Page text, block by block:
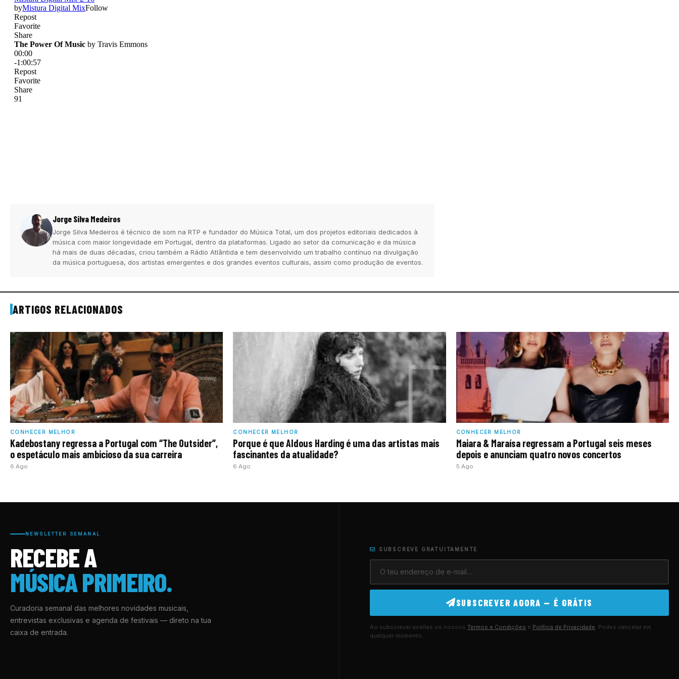
Jorge Silva Medeiros
Jorge Silva Medeiros é técnico de som na RTP e fundador do Música Total, um dos projetos editoriais dedicados à
música com maior longevidade em Portugal, dentro da plataformas. Ligado ao setor da comunicação e da música
há mais de duas décadas, criou também a Rádio Atlântida e tem desenvolvido um trabalho contínuo na divulgação
da música portuguesa, dos artistas emergentes e dos grandes eventos culturais, assim como produção de eventos.
ARTIGOS RELACIONADOS
CONHECER MELHOR
Kadebostany regressa a Portugal com “The Outsider”,
o espetáculo mais ambicioso da sua carreira
6 Ago
CONHECER MELHOR
Porque é que Aldous Harding é uma das artistas mais
fascinantes da atualidade?
6 Ago
CONHECER MELHOR
Maiara & Maraísa regressam a Portugal seis meses
depois e anunciam quatro novos concertos
5 Ago
NEWSLETTER SEMANAL
RECEBE A
MÚSICA PRIMEIRO.
Curadoria semanal das melhores novidades musicais,
entrevistas exclusivas e agenda de festivais — direto na tua
caixa de entrada.
SUBSCREVE GRATUITAMENTE
SUBSCREVER AGORA — É GRÁTIS
Ao subscrever aceitas os nossos Termos e Condições e Política de Privacidade . Podes cancelar em
qualquer momento.